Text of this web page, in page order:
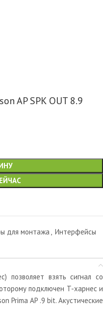
AP SPK OUT 8.9
для монтажа , Интерфейсы
позволяет взять сигнал со
подключен T-харнес и
Prima AP .9 bit. Акустические